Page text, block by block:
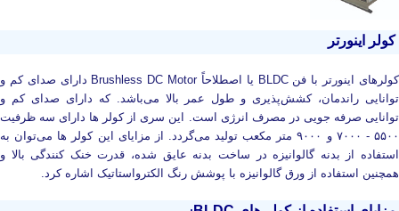
کولر اینورتر
کولرهای اینورتر با فن BLDC یا اصطلاحاً Brushless DC Motor دارای صدای کم و
توانایی راندمان، کشش‌پذیری و طول عمر بالا می‌باشد. که دارای صدای کم و
توانایی صرفه جویی در مصرف انرژی است. این سری از کولر ها دارای سه ظرفیت
۵۵۰۰ - ۷۰۰۰ و ۹۰۰۰ متر مکعب تولید می‌گردد. از مزایای این کولر ها می‌توان به
استفاده از بدنه گالوانیزه در ساخت بدنه عایق شده، قدرت خنک کنندگی بالا و
همچنین استفاده از ورق گالوانیزه با پوشش رنگ الکترواستاتیک اشاره کرد.